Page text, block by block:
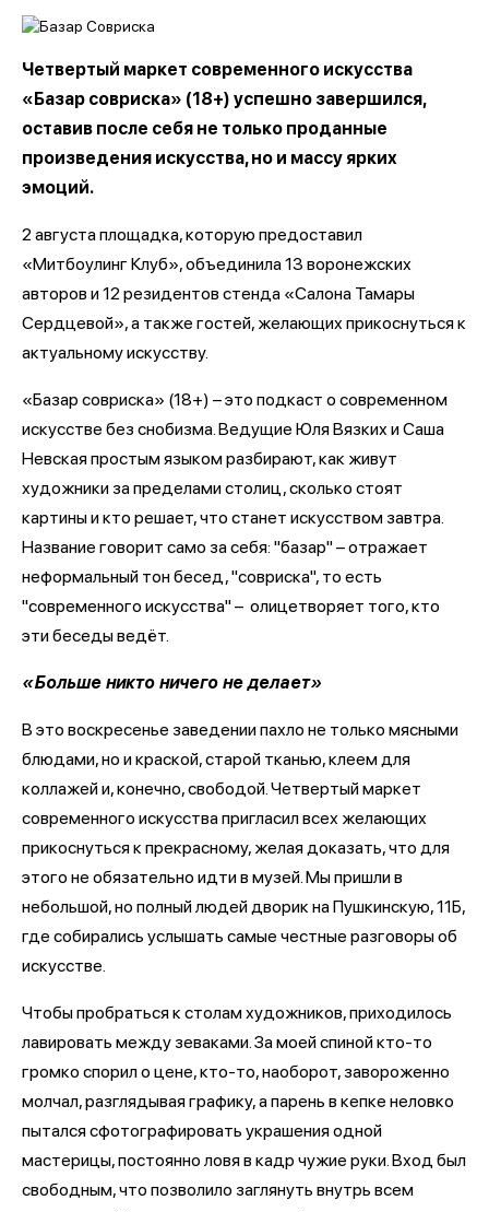
Четвертый маркет современного искусства
«Базар совриска» (18+) успешно завершился,
оставив после себя не только проданные
произведения искусства, но и массу ярких
эмоций.
2 августа площадка, которую предоставил
«Митбоулинг Клуб», объединила 13 воронежских
авторов и 12 резидентов стенда «Салона Тамары
Сердцевой», а также гостей, желающих прикоснуться к
актуальному искусству.
«Базар совриска» (18+) – это подкаст о современном
искусстве без снобизма. Ведущие Юля Вязких и Саша
Невская простым языком разбирают, как живут
художники за пределами столиц, сколько стоят
картины и кто решает, что станет искусством завтра.
Название говорит само за себя: "базар" – отражает
неформальный тон бесед, "совриска", то есть
"современного искусства" – олицетворяет того, кто
эти беседы ведёт.
«Больше никто ничего не делает»
В это воскресенье заведении пахло не только мясными
блюдами, но и краской, старой тканью, клеем для
коллажей и, конечно, свободой. Четвертый маркет
современного искусства пригласил всех желающих
прикоснуться к прекрасному, желая доказать, что для
этого не обязательно идти в музей. Мы пришли в
небольшой, но полный людей дворик на Пушкинскую, 11Б,
где собирались услышать самые честные разговоры об
искусстве.
Чтобы пробраться к столам художников, приходилось
лавировать между зеваками. За моей спиной кто-то
громко спорил о цене, кто-то, наоборот, завороженно
молчал, разглядывая графику, а парень в кепке неловко
пытался сфотографировать украшения одной
мастерицы, постоянно ловя в кадр чужие руки. Вход был
свободным, что позволило заглянуть внутрь всем